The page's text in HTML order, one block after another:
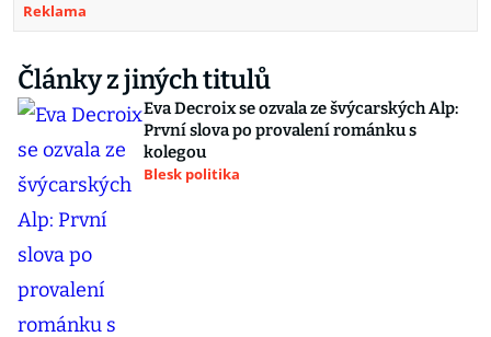
Reklama
Články z jiných titulů
Eva Decroix se ozvala ze švýcarských Alp:
První slova po provalení románku s
kolegou
Blesk politika